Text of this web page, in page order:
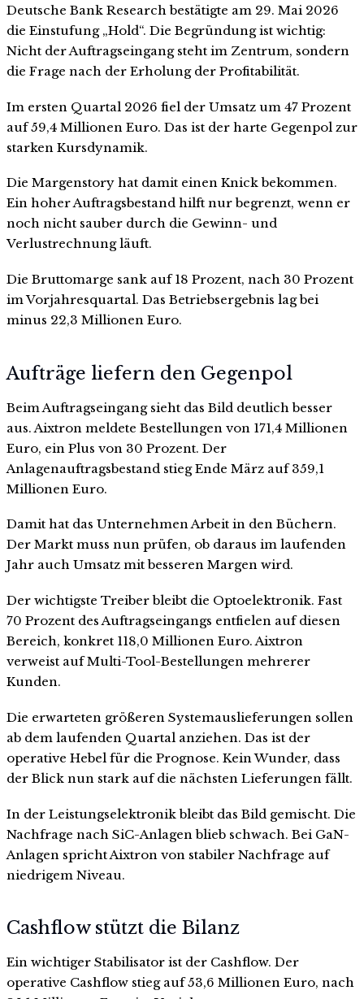
Deutsche Bank Research bestätigte am 29. Mai 2026
die Einstufung „Hold“. Die Begründung ist wichtig:
Nicht der Auftragseingang steht im Zentrum, sondern
die Frage nach der Erholung der Profitabilität.
Im ersten Quartal 2026 fiel der Umsatz um 47 Prozent
auf 59,4 Millionen Euro. Das ist der harte Gegenpol zur
starken Kursdynamik.
Die Margenstory hat damit einen Knick bekommen.
Ein hoher Auftragsbestand hilft nur begrenzt, wenn er
noch nicht sauber durch die Gewinn- und
Verlustrechnung läuft.
Die Bruttomarge sank auf 18 Prozent, nach 30 Prozent
im Vorjahresquartal. Das Betriebsergebnis lag bei
minus 22,3 Millionen Euro.
Aufträge liefern den Gegenpol
Beim Auftragseingang sieht das Bild deutlich besser
aus. Aixtron meldete Bestellungen von 171,4 Millionen
Euro, ein Plus von 30 Prozent. Der
Anlagenauftragsbestand stieg Ende März auf 359,1
Millionen Euro.
Damit hat das Unternehmen Arbeit in den Büchern.
Der Markt muss nun prüfen, ob daraus im laufenden
Jahr auch Umsatz mit besseren Margen wird.
Der wichtigste Treiber bleibt die Optoelektronik. Fast
70 Prozent des Auftragseingangs entfielen auf diesen
Bereich, konkret 118,0 Millionen Euro. Aixtron
verweist auf Multi-Tool-Bestellungen mehrerer
Kunden.
Die erwarteten größeren Systemauslieferungen sollen
ab dem laufenden Quartal anziehen. Das ist der
operative Hebel für die Prognose. Kein Wunder, dass
der Blick nun stark auf die nächsten Lieferungen fällt.
In der Leistungselektronik bleibt das Bild gemischt. Die
Nachfrage nach SiC-Anlagen blieb schwach. Bei GaN-
Anlagen spricht Aixtron von stabiler Nachfrage auf
niedrigem Niveau.
Cashflow stützt die Bilanz
Ein wichtiger Stabilisator ist der Cashflow. Der
operative Cashflow stieg auf 53,6 Millionen Euro, nach